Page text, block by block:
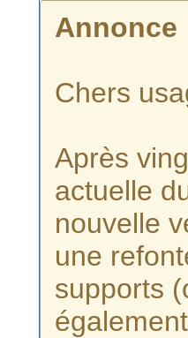
Annonce
Chers
Après
actuelle
nouvelle
une
supports